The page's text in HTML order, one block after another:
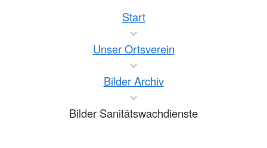
Start
Unser Ortsverein
Bilder Archiv
Bilder Sanitätswachdienste